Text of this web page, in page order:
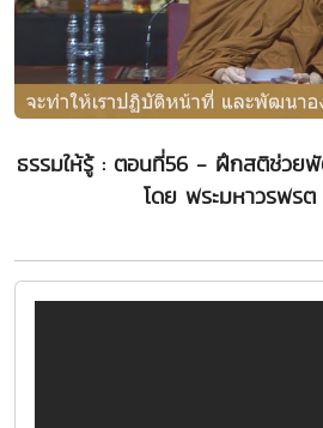
ธรรมให้รู้ : ตอนที่56 - ฝึกสติช่วยพั
โดย พระมหาวรพรต